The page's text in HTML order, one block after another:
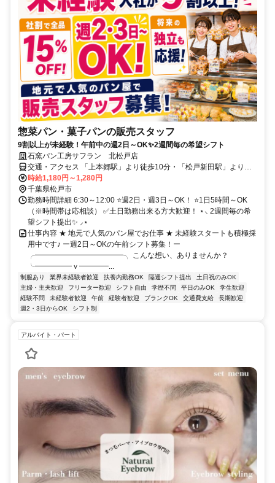
惣菜パン・菓子パンの販売スタッフ
9割以上が未経験！午前中の週2日～OK✨2週間毎の希望シフト
石窯パン工房サフラン 北松戸店
交通・アクセス 「上本郷駅」より徒歩10分・「松戸新田駅」より徒
歩12分
時給1,180円～1,280円
千葉県松戸市
勤務時間詳細 6:30～12:00 ⭐週2日・週3日～OK！ ⭐1日5時間～OK
（※時間帯は応相談） ✅土日勤務出来る方大歓迎！ ⋆⸜ 2週間毎の希
望シフト提出✨ ⸝⋆
仕事内容 ★ 地元で人気のパン屋でお仕事 ★ 未経験スタートも積極採
用中です♪ ー週2日～OKの午前シフト募集！ー
╭━━━━━━━━━━━━╮ こんな想い、ありませんか？
╰━━━━━ｖ━━━━...
制服あり 業界未経験者歓迎 扶養内勤務OK 隔週シフト提出
土日祝のみOK
主婦・主夫歓迎
フリーター歓迎 シフト自由 学歴不問 平日のみOK
学生歓迎
経験不問
未経験者歓迎 午前 経験者歓迎 ブランクOK 交通費支給
長期歓迎
週2・3日からOK
シフト制
アルバイト・パート